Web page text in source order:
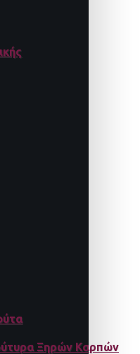
Ξηρών Καρπών